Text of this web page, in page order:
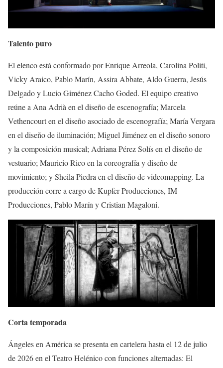
Talento puro
El elenco está conformado por Enrique Arreola, Carolina Politi,
Vicky Araico, Pablo Marín, Assira Abbate, Aldo Guerra, Jesús
Delgado y Lucio Giménez Cacho Goded. El equipo creativo
reúne a Ana Adrià en el diseño de escenografía; Marcela
Vethencourt en el diseño asociado de escenografía; María Vergara
en el diseño de iluminación; Miguel Jiménez en el diseño sonoro
y la composición musical; Adriana Pérez Solís en el diseño de
vestuario; Mauricio Rico en la coreografía y diseño de
movimiento; y Sheila Piedra en el diseño de videomapping. La
producción corre a cargo de Kupfer Producciones, IM
Producciones, Pablo Marín y Cristian Magaloni.
Corta temporada
Ángeles en América se presenta en cartelera hasta el 12 de julio
de 2026 en el Teatro Helénico con funciones alternadas: El